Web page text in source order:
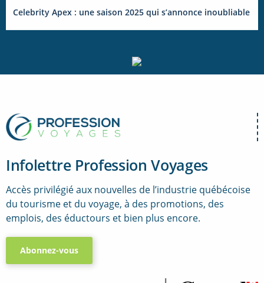
Celebrity Apex : une saison 2025 qui s’annonce inoubliable
Infolettre Profession Voyages
Accès privilégié aux nouvelles de l’industrie québécoise
du tourisme et du voyage, à des promotions, des
emplois, des éductours et bien plus encore.
Abonnez-vous